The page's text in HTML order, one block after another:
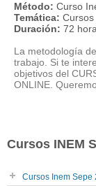
Método: Curso
Temática:
Duración: 72
La metodología
trabajo. Si te
objetivos del
ONLINE.
Cursos INEM
Cursos Inem Sepe